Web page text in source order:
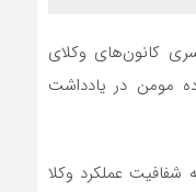
کانون‌های وکلای
مومن در یادداشت
شفافیت عملکرد وکلا